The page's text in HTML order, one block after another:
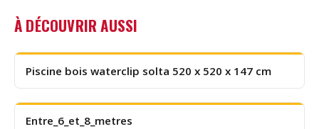
À DÉCOUVRIR AUSSI
Piscine bois waterclip solta 520 x 520 x 147 cm
Entre_6_et_8_metres